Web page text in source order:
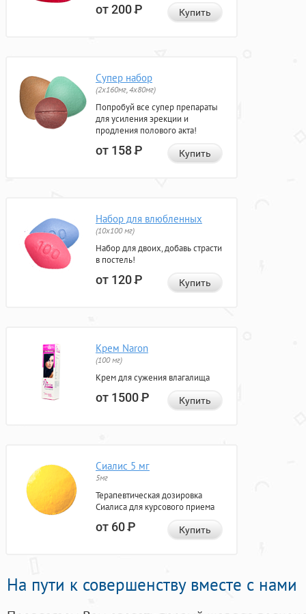
от 200Р Купить
Супер набор
(2х160мг, 4х80мг)
Попробуй все супер препараты
для усиления эрекции и
продления полового акта!
от 158Р Купить
Набор для влюбленных
(10х100 мг)
Набор для двоих, добавь страсти
в постель!
от 120Р Купить
Крем Naron
(100 мг)
Крем для сужения влагалища
от 1500Р Купить
Сиалис 5 мг
5мг
Терапевтическая дозировка
Сиалиса для курсового приема
от 60Р Купить
На пути к совершенству вместе с нами